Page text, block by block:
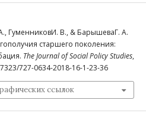
ГуменниковИ. В., & БарышеваГ. А.
старшего поколения:
The Journal of Social Policy Studies,
727-0634-2018-16-1-23-36
ссылок